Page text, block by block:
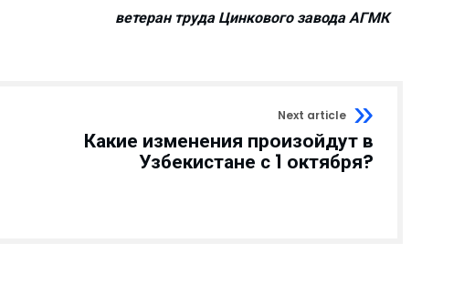
ветеран труда Цинкового завода АГМК
Next article
Какие изменения произойдут в
Узбекистане с 1 октября?